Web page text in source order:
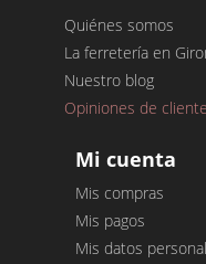
Quiénes somos
La ferretería en
Nuestro blog
Opiniones de
Mi cuenta
Mis compras
Mis pagos
Mis datos